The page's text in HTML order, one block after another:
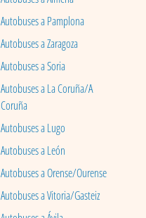
Autobuses a Pamplona
Autobuses a Zaragoza
Autobuses a Soria
Autobuses a La Coruña/A
Coruña
Autobuses a Lugo
Autobuses a León
Autobuses a Orense/Ourense
Autobuses a Vitoria/Gasteiz